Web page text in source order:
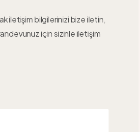
iletişim bilgilerinizi bize iletin,
için sizinle iletişim